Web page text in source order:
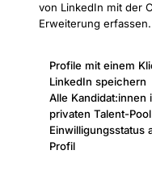
von LinkedIn mit der
Erweiterung erfassen.
Profile mit einem
LinkedIn speichern
Alle Kandidat:innen
privaten Talent-
Einwilligungsstatus
Profil